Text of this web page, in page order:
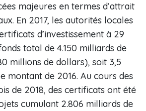
majeures en termes d’attrait
En 2017, les autorités locales
d’investissement à 29
total de 4.150 milliards de
millions de dollars), soit 3,5
montant de 2016. Au cours des
de 2018, des certificats ont été
cumulant 2.806 milliards de